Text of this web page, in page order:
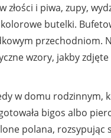
złości i piwa, zupy,
butelki.
przechodniom.
wzory, jakby zdjęte
w domu rodzinnym,
bigos albo
polana, rozsypując